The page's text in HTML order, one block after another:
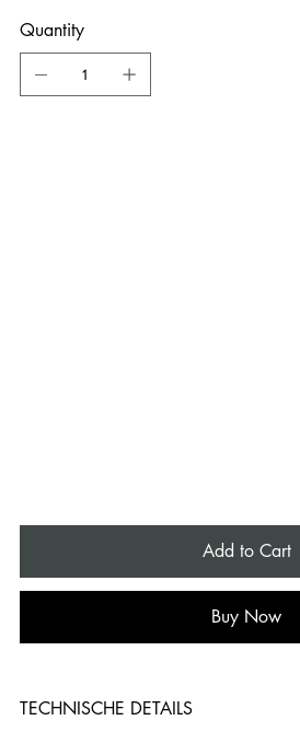
Quantity
Add to Cart
Buy Now
TECHNISCHE DETAILS